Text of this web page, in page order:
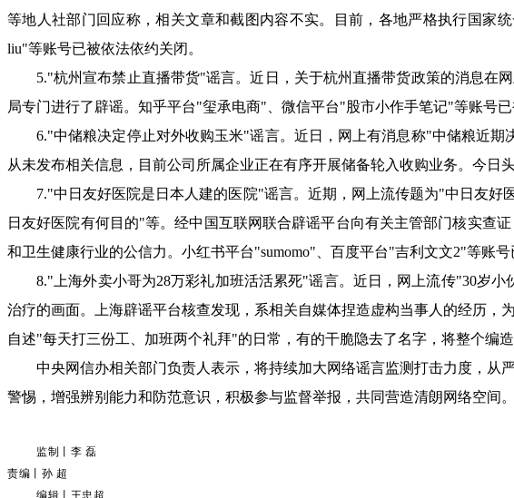
等地人社部门回应称，相关文章和截图内容不实。目前，各地严格执行国家
liu"等账号已被依法依约关闭。
5."杭州宣布禁止直播带货"谣言。近日，关于杭州直播带货政策的消息在
局专门进行了辟谣。知乎平台"玺承电商"、微信平台"股市小作手笔记"等账号已
6."中储粮决定停止对外收购玉米"谣言。 近日，网上有消息称"中储粮近期
从未发布相关信息，目前公司所属企业正在有序开展储备轮入收购业务。今日
7."中日友好医院是日本人建的医院"谣言。近期， 网上流传题为"中日友好
日友好医院有何目的"等。经中国互联网联合辟谣平台向有关主管部门核实查
和卫生健康行业的公信力。小红书平台"sumomo"、百度平台"吉利文文2"等账号
8."上海外卖小哥为28万彩礼加班活活累死"谣言。 近日，网上流传"30岁小
治疗的画面。上海辟谣平台核查发现，系相关自媒体捏造虚构当事人的经历
自述"每天打三份工、加班两个礼拜"的日常，有的干脆隐去了名字，将整个编
中央网信办相关部门负责人表示，将持续加大网络谣言监测打击力度，
警惕，增强辨别能力和防范意识，积极参与监督举报，共同营造清朗网络空间。
监制丨李 磊
责编丨孙 超
编辑丨王忠超